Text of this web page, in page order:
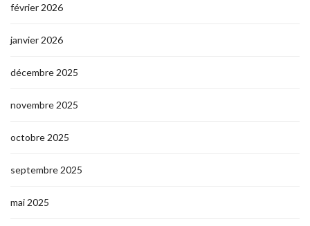
février 2026
janvier 2026
décembre 2025
novembre 2025
octobre 2025
septembre 2025
mai 2025